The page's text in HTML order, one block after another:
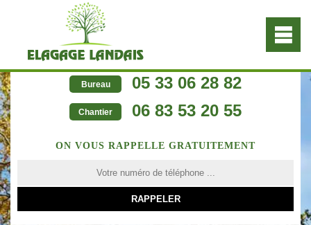
Bureau 05 33 06 28 82
Chantier 06 83 53 20 55
ON VOUS RAPPELLE GRATUITEMENT